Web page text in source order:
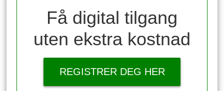
Få digital tilgang
uten ekstra kostnad
REGISTRER DEG HER